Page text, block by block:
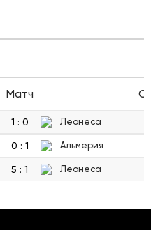
Матч
1 : 0 Леонеса
0 : 1 Альмерия
5 : 1 Леонеса